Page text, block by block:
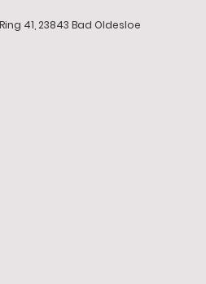
41, 23843 Bad Oldesloe